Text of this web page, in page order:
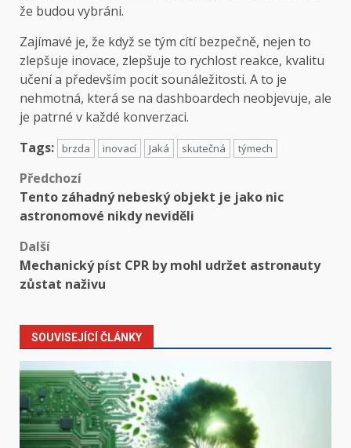
že budou vybráni.
Zajímavé je, že když se tým cítí bezpečně, nejen to
zlepšuje inovace, zlepšuje to rychlost reakce, kvalitu
učení a především pocit sounáležitosti. A to je
nehmotná, která se na dashboardech neobjevuje, ale
je patrné v každé konverzaci.
Tags:
brzda inovací Jaká skutečná týmech
Předchozí
Tento záhadný nebeský objekt je jako nic
astronomové nikdy neviděli
Další
Mechanický píst CPR by mohl udržet astronauty
zůstat naživu
SOUVISEJÍCÍ ČLÁNKY